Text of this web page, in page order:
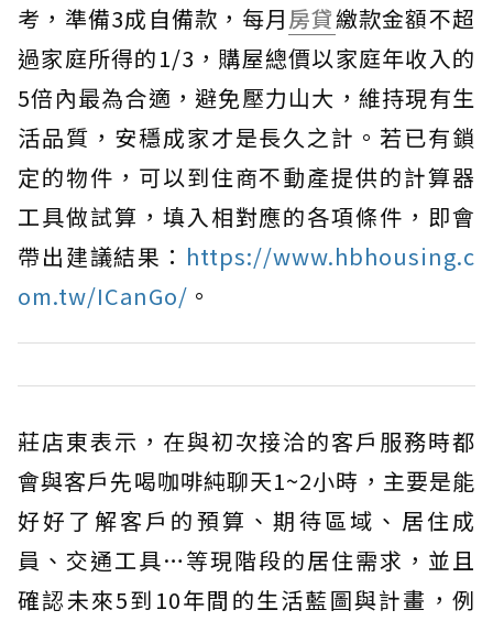
考，準備3成自備款，每月房貸繳款金額不超
過家庭所得的1/3，購屋總價以家庭年收入的
5倍內最為合適，避免壓力山大，維持現有生
活品質，安穩成家才是長久之計。若已有鎖
定的物件，可以到住商不動產提供的計算器
工具做試算，填入相對應的各項條件，即會
帶出建議結果： https://www.hbhousing.c
om.tw/ICanGo/ 。
莊店東表示，在與初次接洽的客戶服務時都
會與客戶先喝咖啡純聊天1~2小時，主要是能
好好了解客戶的預算、期待區域、居住成
員、交通工具…等現階段的居住需求，並且
確認未來5到10年間的生活藍圖與計畫，例